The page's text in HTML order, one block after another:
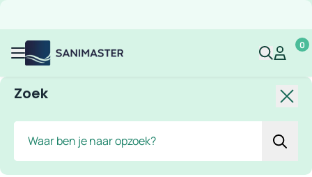
MenuSanimaster MijnMijn
0
Zoek